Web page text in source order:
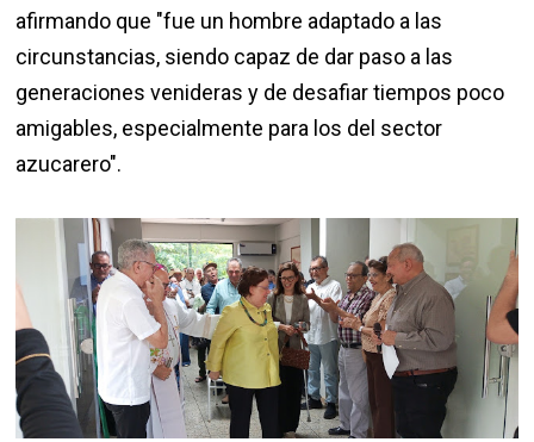
afirmando que "fue un hombre adaptado a las
circunstancias, siendo capaz de dar paso a las
generaciones venideras y de desafiar tiempos poco
amigables, especialmente para los del sector
azucarero".